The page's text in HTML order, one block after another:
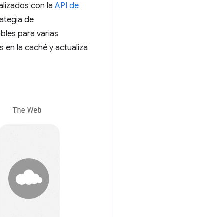
con la API de
de
para varias
en la caché y actualiza